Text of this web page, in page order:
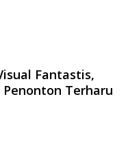
Fantastis,
Terharu